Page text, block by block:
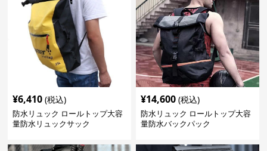
¥6,410 (税込)
防水リュック ロールトップ大容
量防水リュックサック
¥14,600 (税込)
防水リュック ロールトップ大容
量防水バックパック